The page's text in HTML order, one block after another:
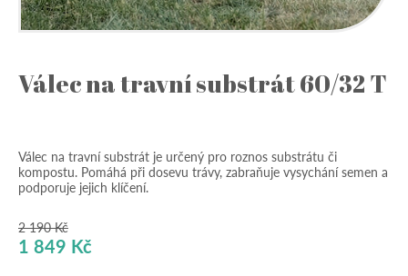
Válec na travní substrát 60/32 T
Válec na travní substrát je určený pro roznos substrátu či
kompostu. Pomáhá při dosevu trávy, zabraňuje vysychání semen a
podporuje jejich klíčení.
2 190Kč
Původní
1 849 Kč